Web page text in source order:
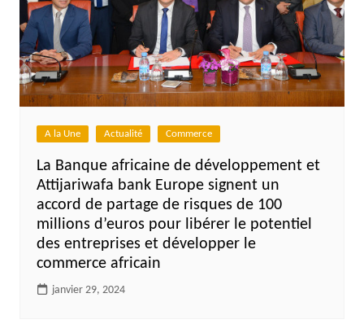
A la Une Actualité Commerce
La Banque africaine de développement et
Attijariwafa bank Europe signent un
accord de partage de risques de 100
millions d’euros pour libérer le potentiel
des entreprises et développer le
commerce africain
janvier 29, 2024